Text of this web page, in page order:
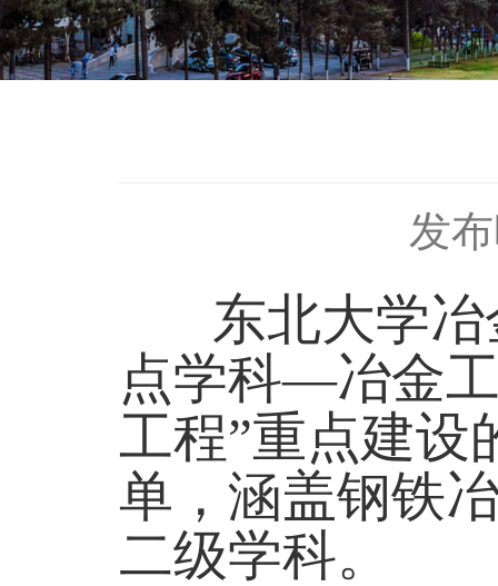
发
东北大学冶
点学科—冶金
工程”重点建设
单，涵盖钢铁
二级学科。